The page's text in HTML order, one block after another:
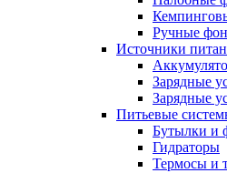
Ручные
Источники
Зарядные
Зарядные
Питьевые
Бутылки и
Гидраторы
Термосы и